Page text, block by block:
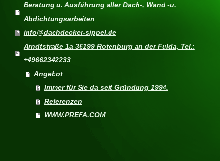
Beratung u. Ausführung aller Dach-, Wand -u.
Abdichtungsarbeiten
info@dachdecker-sippel.de
Arndtstraße 1a 36199 Rotenburg an der Fulda, Tel.:
+49662342233
Angebot
Immer für Sie da seit Gründung 1994.
Referenzen
WWW.PREFA.COM